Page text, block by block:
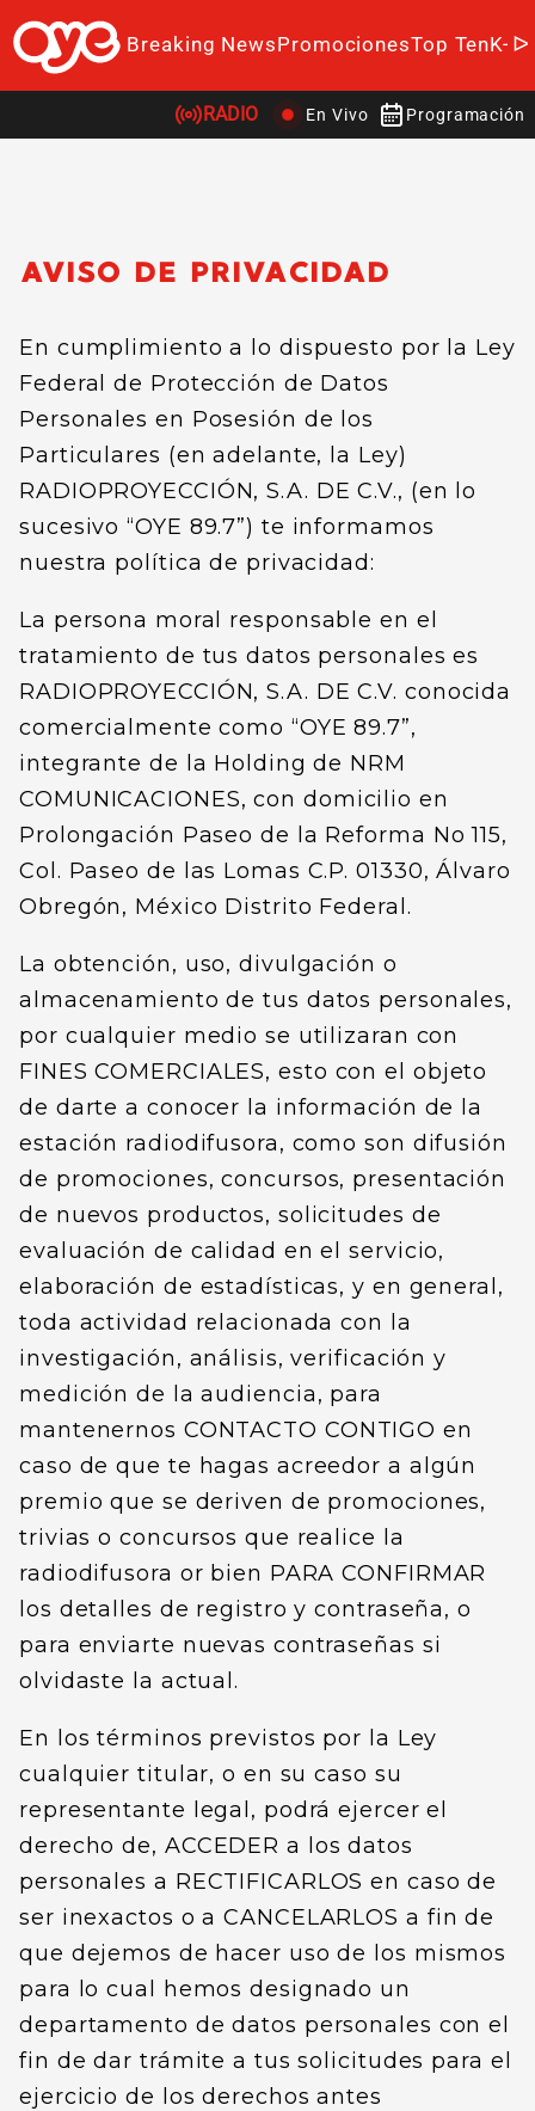
Breaking NewsPromocionesTop TenK-
RADIO En Vivo Programación
AVISO DE PRIVACIDAD
En cumplimiento a lo dispuesto por la Ley
Federal de Protección de Datos
Personales en Posesión de los
Particulares (en adelante, la Ley)
RADIOPROYECCIÓN, S.A. DE C.V., (en lo
sucesivo “OYE 89.7”) te informamos
nuestra política de privacidad:
La persona moral responsable en el
tratamiento de tus datos personales es
RADIOPROYECCIÓN, S.A. DE C.V. conocida
comercialmente como “OYE 89.7”,
integrante de la Holding de NRM
COMUNICACIONES, con domicilio en
Prolongación Paseo de la Reforma No 115,
Col. Paseo de las Lomas C.P. 01330, Álvaro
Obregón, México Distrito Federal.
La obtención, uso, divulgación o
almacenamiento de tus datos personales,
por cualquier medio se utilizaran con
FINES COMERCIALES, esto con el objeto
de darte a conocer la información de la
estación radiodifusora, como son difusión
de promociones, concursos, presentación
de nuevos productos, solicitudes de
evaluación de calidad en el servicio,
elaboración de estadísticas, y en general,
toda actividad relacionada con la
investigación, análisis, verificación y
medición de la audiencia, para
mantenernos CONTACTO CONTIGO en
caso de que te hagas acreedor a algún
premio que se deriven de promociones,
trivias o concursos que realice la
radiodifusora or bien PARA CONFIRMAR
los detalles de registro y contraseña, o
para enviarte nuevas contraseñas si
olvidaste la actual.
En los términos previstos por la Ley
cualquier titular, o en su caso su
representante legal, podrá ejercer el
derecho de, ACCEDER a los datos
personales a RECTIFICARLOS en caso de
ser inexactos o a CANCELARLOS a fin de
que dejemos de hacer uso de los mismos
para lo cual hemos designado un
departamento de datos personales con el
fin de dar trámite a tus solicitudes para el
ejercicio de los derechos antes